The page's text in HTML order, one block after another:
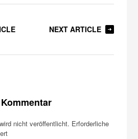
NEXT ARTICLE
nicht veröffentlicht. Erforderliche